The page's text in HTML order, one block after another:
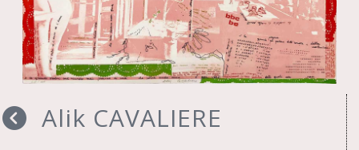
Alik CAVALIERE